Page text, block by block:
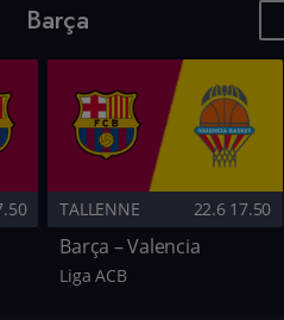
Barça
TALLENNE 22.6 17.50
Barça – Valencia
Liga ACB